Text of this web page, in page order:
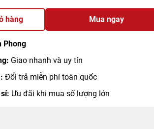
hàng Mua ngay
Phong
Giao nhanh và uy tín
Đổi trả miễn phí toàn quốc
Ưu đãi khi mua số lượng lớn